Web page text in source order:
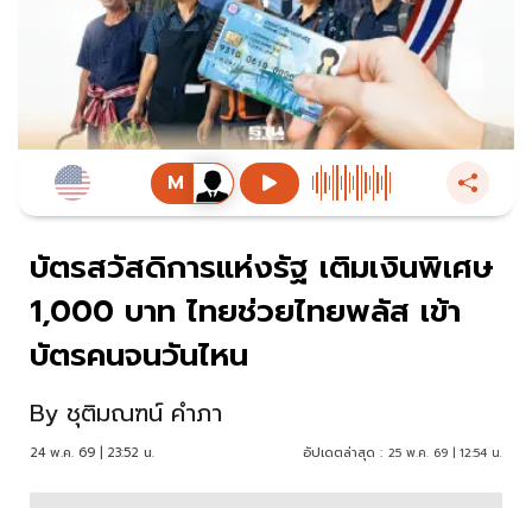
บัตรสวัสดิการแห่งรัฐ เติมเงินพิเศษ
1,000 บาท ไทยช่วยไทยพลัส เข้า
บัตรคนจนวันไหน
By ชุติมณฑน์ คำภา
24 พ.ค. 69 | 23:52 น. อัปเดตล่าสุด : 25 พ.ค. 69 | 12:54 น.